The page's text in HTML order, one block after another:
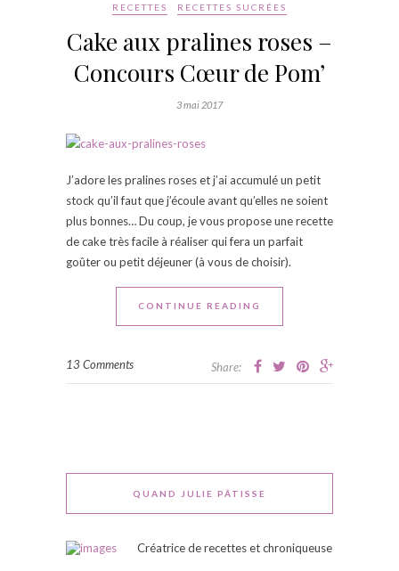
RECETTES RECETTES SUCRÉES
Cake aux pralines roses –
Concours Cœur de Pom’
3 mai 2017
J’adore les pralines roses et j’ai accumulé un petit
stock qu’il faut que j’écoule avant qu’elles ne soient
plus bonnes… Du coup, je vous propose une recette
de cake très facile à réaliser qui fera un parfait
goûter ou petit déjeuner (à vous de choisir).
CONTINUE READING
13 Comments Share:
QUAND JULIE PÂTISSE
Créatrice de recettes et chroniqueuse